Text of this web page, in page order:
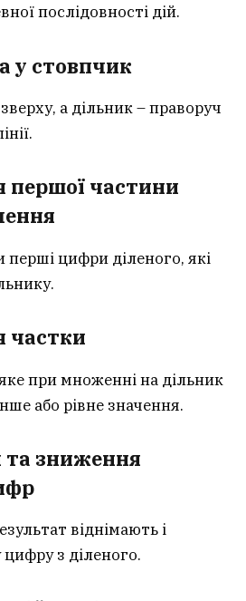
послідовності дій.
у стовпчик
а дільник – праворуч
першої частини
перші цифри діленого, які
частки
при множенні на дільник
або рівне значення.
та зниження
віднімають і
з діленого.